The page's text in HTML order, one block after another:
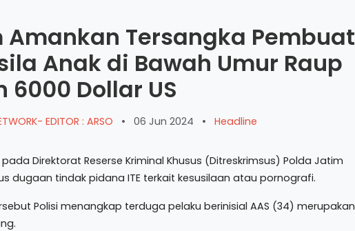
Amankan Tersangka Pembuat
Anak di Bawah Umur Raup
6000 Dollar US
EDITOR : ARSO • 06 Jun 2024 • Headline
pada Direktorat Reserse Kriminal Khusus (Ditreskrimsus) Polda Jatim
dugaan tindak pidana ITE terkait kesusilaan atau pornografi.
Polisi menangkap terduga pelaku berinisial AAS (34) merupakan